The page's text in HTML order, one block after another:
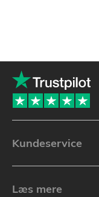
Kundeservice
Læs mere